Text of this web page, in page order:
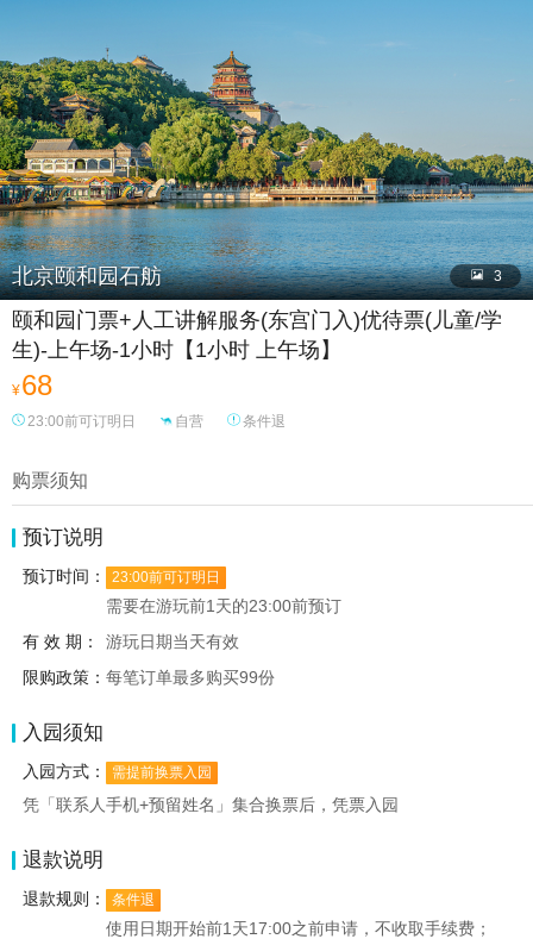
北京颐和园石舫  3
颐和园门票+人工讲解服务(东宫门入)优待票(儿童/学
生)-上午场-1小时【1小时 上午场】
¥68
23:00前可订明日 自营 条件退
购票须知
预订说明
预订时间： 23:00前可订明日
需要在游玩前1天的23:00前预订
有 效 期：
游玩日期当天有效
限购政策： 每笔订单最多购买99份
入园须知
入园方式： 需提前换票入园
凭「联系人手机+预留姓名」集合换票后，凭票入园
退款说明
退款规则： 条件退
使用日期开始前1天17:00之前申请，不收取手续费；